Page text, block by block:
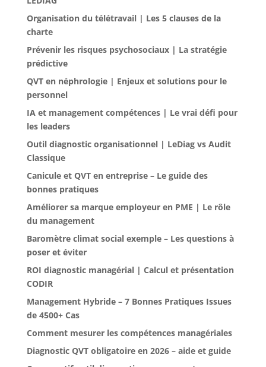
Organisation du télétravail | Les 5 clauses de la
charte
Prévenir les risques psychosociaux | La stratégie
prédictive
QVT en néphrologie | Enjeux et solutions pour le
personnel
IA et management compétences | Le vrai défi pour
les leaders
Outil diagnostic organisationnel | LeDiag vs Audit
Classique
Canicule et QVT en entreprise – Le guide des
bonnes pratiques
Améliorer sa marque employeur en PME | Le rôle
du management
Baromètre climat social exemple – Les questions à
poser et éviter
ROI diagnostic managérial | Calcul et présentation
CODIR
Management Hybride – 7 Bonnes Pratiques Issues
de 4500+ Cas
Comment mesurer les compétences managériales
Diagnostic QVT obligatoire en 2026 – aide et guide